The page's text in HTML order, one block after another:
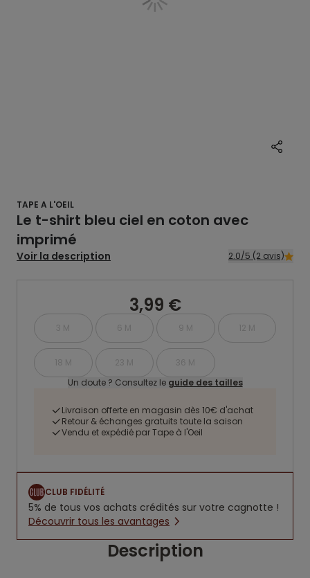
TAPE A L'OEIL
Le t-shirt bleu ciel en coton avec
imprimé
Voir la description 2.0/5 (2 avis)
3,99 €
3 M 6 M 9 M 12 M
18 M 23 M
36 M
Un doute ? Consultez le guide des tailles
Livraison offerte en magasin dès 10€ d'achat
Retour & échanges gratuits toute la saison
Vendu et expédié par Tape à l'Oeil
CLUB FIDÉLITÉ
5% de tous vos achats crédités sur votre cagnotte !
Découvrir tous les avantages
Description